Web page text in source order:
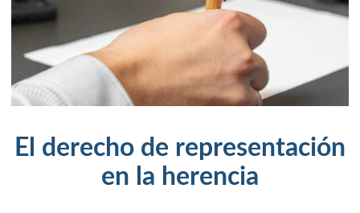
El derecho de representación
en la herencia